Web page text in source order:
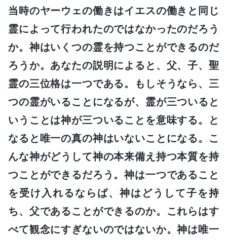
当時のヤーウェの働きはイエスの働きと同じ
霊によって行われたのではなかったのだろう
か。神はいくつの霊を持つことができるのだ
ろうか。あなたの説明によると、父、子、聖
霊の三位格は一つである。もしそうなら、三
つの霊がいることになるが、霊が三ついると
いうことは神が三ついることを意味する。と
なると唯一の真の神はいないことになる。こ
んな神がどうして神の本来備え持つ本質を持
つことができるだろう。神は一つであること
を受け入れるならば、神はどうして子を持
ち、父であることができるのか。これらはす
べて観念にすぎないのではないか。神は唯一